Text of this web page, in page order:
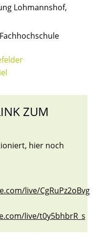
Lohmannshof,
ZUM
hier noch
live/CgRuPz2oBvg
live/t0y5bhbrR_s